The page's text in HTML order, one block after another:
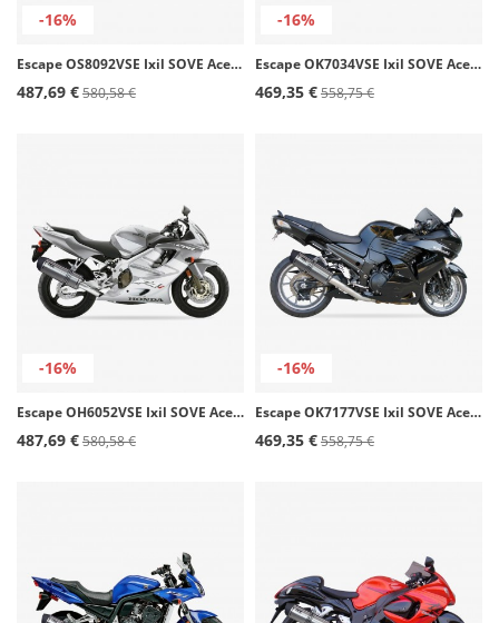
-16%
Escape OS8092VSE Ixil SOVE Acero para Suzuki GSF / GSX 1250 N Bandit (07-15)
487,69 €580,58 €
-16%
Escape OK7034VSE Ixil SOVE Acero para Kawasaki Ninja 250 R (08-12)
469,35 €558,75 €
-16%
Escape OH6052VSE Ixil SOVE Acero para Honda CBR 600 F / Sport (01-07)
487,69 €580,58 €
-16%
Escape OK7177VSE Ixil SOVE Acero para Kawasaki ZZR 1400 (06-07)
469,35 €558,75 €